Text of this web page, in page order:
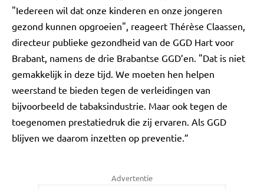
"Iedereen wil dat onze kinderen en onze jongeren
gezond kunnen opgroeien", reageert Thérèse Claassen,
directeur publieke gezondheid van de GGD Hart voor
Brabant, namens de drie Brabantse GGD’en. "Dat is niet
gemakkelijk in deze tijd. We moeten hen helpen
weerstand te bieden tegen de verleidingen van
bijvoorbeeld de tabaksindustrie. Maar ook tegen de
toegenomen prestatiedruk die zij ervaren. Als GGD
blijven we daarom inzetten op preventie.”
Advertentie